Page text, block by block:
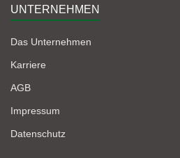
UNTERNEHMEN
Das Unternehmen
Karriere
AGB
Impressum
Datenschutz